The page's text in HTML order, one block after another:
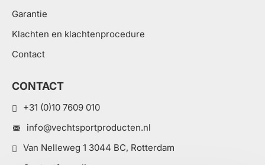
Garantie
Klachten en klachtenprocedure
Contact
CONTACT
+31 (0)10 7609 010
info@vechtsportproducten.nl
Van Nelleweg 1 3044 BC, Rotterdam